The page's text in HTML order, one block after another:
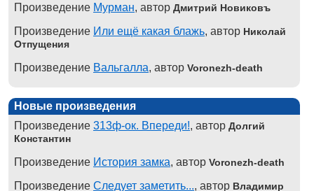
Произведение Мурман, автор Дмитрий Новиковъ
Произведение Или ещё какая блажь, автор Николай
Отпущения
Произведение Вальгалла, автор Voronezh-death
Новые произведения
Произведение 313ф-ок. Впереди!, автор Долгий
Константин
Произведение История замка, автор Voronezh-death
Произведение Следует заметить..., автор Владимир